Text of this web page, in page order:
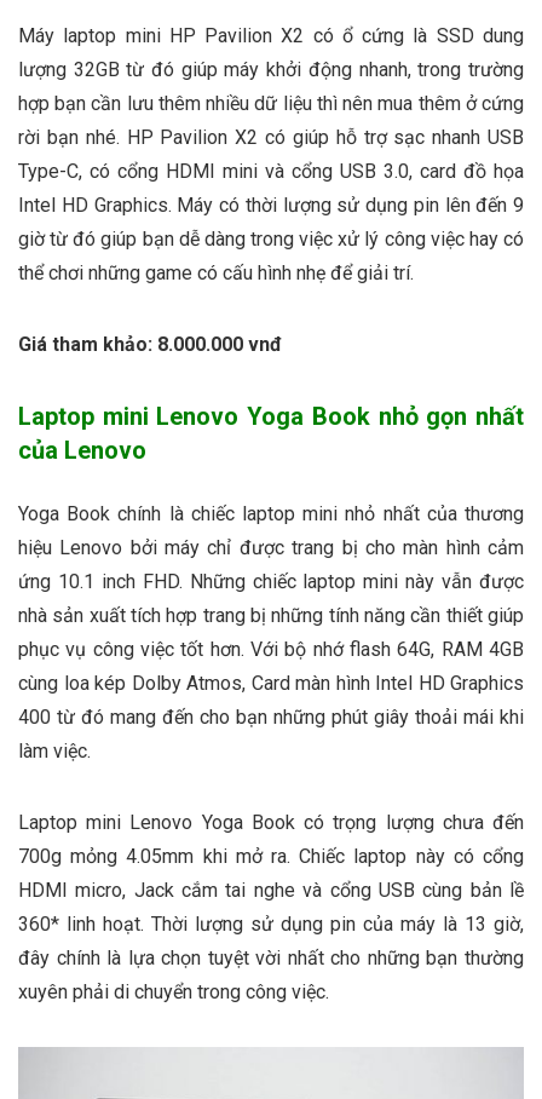
Máy laptop mini HP Pavilion X2 có ổ cứng là SSD dung
lượng 32GB từ đó giúp máy khởi động nhanh, trong trường
hợp bạn cần lưu thêm nhiều dữ liệu thì nên mua thêm ở cứng
rời bạn nhé. HP Pavilion X2 có giúp hỗ trợ sạc nhanh USB
Type-C, có cổng HDMI mini và cổng USB 3.0, card đồ họa
Intel HD Graphics. Máy có thời lượng sử dụng pin lên đến 9
giờ từ đó giúp bạn dễ dàng trong việc xử lý công việc hay có
thể chơi những game có cấu hình nhẹ để giải trí.
Giá tham khảo: 8.000.000 vnđ
Laptop mini Lenovo Yoga Book nhỏ gọn nhất
của Lenovo
Yoga Book chính là chiếc laptop mini nhỏ nhất của thương
hiệu Lenovo bởi máy chỉ được trang bị cho màn hình cảm
ứng 10.1 inch FHD. Những chiếc laptop mini này vẫn được
nhà sản xuất tích hợp trang bị những tính năng cần thiết giúp
phục vụ công việc tốt hơn. Với bộ nhớ flash 64G, RAM 4GB
cùng loa kép Dolby Atmos, Card màn hình Intel HD Graphics
400 từ đó mang đến cho bạn những phút giây thoải mái khi
làm việc.
Laptop mini Lenovo Yoga Book có trọng lượng chưa đến
700g mỏng 4.05mm khi mở ra. Chiếc laptop này có cổng
HDMI micro, Jack cắm tai nghe và cổng USB cùng bản lề
360* linh hoạt. Thời lượng sử dụng pin của máy là 13 giờ,
đây chính là lựa chọn tuyệt vời nhất cho những bạn thường
xuyên phải di chuyển trong công việc.